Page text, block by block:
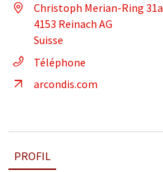
Christoph Merian-Ring 31a
4153 Reinach AG
Suisse
Téléphone
arcondis.com
PROFIL